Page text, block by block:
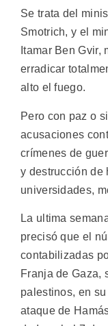
Se trata del
Smotrich, y el
Itamar Ben Gvir,
erradicar
alto el fuego.
Pero con paz o
acusaciones
crímenes de
y destrucción de
universidades,
La ultima
precisó que el
contabilizadas
Franja de Gaza,
palestinos, en
ataque de